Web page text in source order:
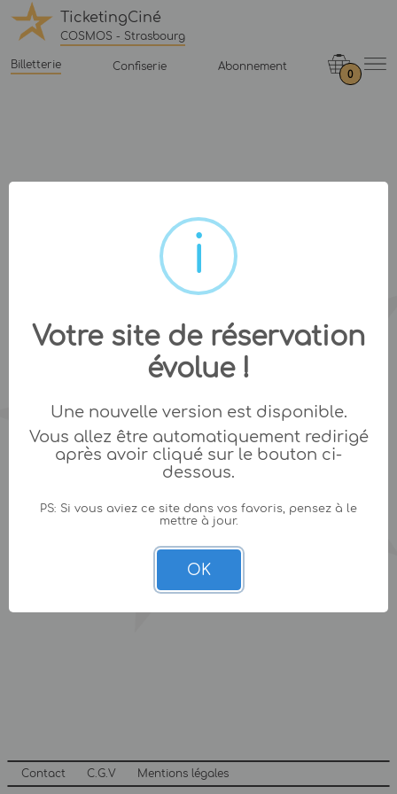
TicketingCiné
COSMOS - Strasbourg
Billetterie Confiserie Abonnement
0
Contact C.G.V Mentions légales
Votre site de réservation
évolue !
Une nouvelle version est disponible.
Vous allez être automatiquement redirigé
après avoir cliqué sur le bouton ci-
dessous.
PS: Si vous aviez ce site dans vos favoris, pensez à le
mettre à jour.
OK